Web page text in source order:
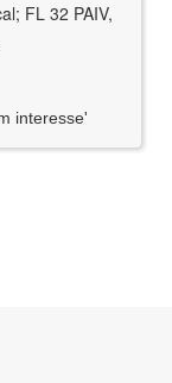
FL 32 PAIV,
interesse'